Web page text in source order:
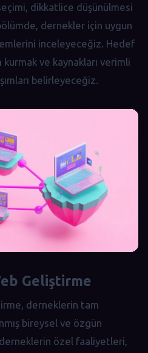
dikkatlice düşünülmesi
dernekler için uygun
inceleyeceğiz. Hedef
ve kaynakları verimli
belirleyeceğiz.
Geliştirme
derneklerin tam
bireysel ve özgün
özel faaliyetleri,